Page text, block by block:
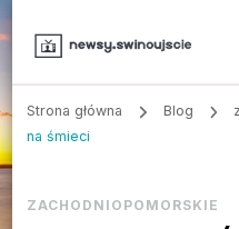
Strona główna Blog
na śmieci
ZACHODNIOPOMORSKIE